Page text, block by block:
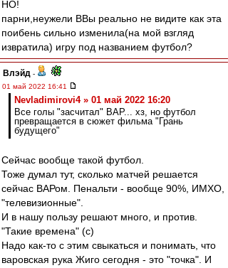
НО!
парни,неужели ВВы реально не видите как эта
поибень сильно изменила(на мой взгляд
извратила) игру под названием футбол?
Влэйд -
01 май 2022 16:41
Nevladimirovi4 » 01 май 2022 16:20
Все голы "засчитал" ВАР... хз, но футбол
превращается в сюжет фильма "Грань
будущего"
Сейчас вообще такой футбол.
Тоже думал тут, сколько матчей решается
сейчас ВАРом. Пенальти - вообще 90%, ИМХО,
"телевизионные".
И в нашу пользу решают много, и против.
"Такие времена" (с)
Надо как-то с этим свыкаться и понимать, что
варовская рука Жиго сегодня - это "точка". И